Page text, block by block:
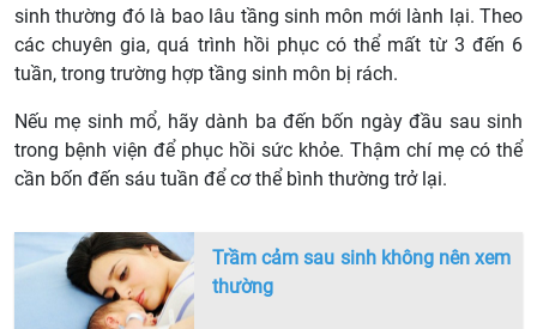
sinh thường đó là bao lâu tầng sinh môn mới lành lại. Theo
các chuyên gia, quá trình hồi phục có thể mất từ 3 đến 6
tuần, trong trường hợp tầng sinh môn bị rách.
Nếu mẹ sinh mổ, hãy dành ba đến bốn ngày đầu sau sinh
trong bệnh viện để phục hồi sức khỏe. Thậm chí mẹ có thể
cần bốn đến sáu tuần để cơ thể bình thường trở lại.
Trầm cảm sau sinh không nên xem
thường